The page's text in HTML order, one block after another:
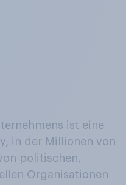
ist eine
in der Millionen von
politischen,
Organisationen